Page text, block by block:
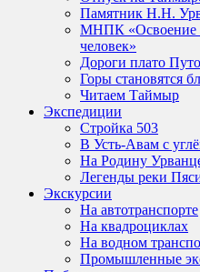
Памятник Н.Н.
МНПК «Освоение
человек»
Дороги плато
Горы становятся
Читаем Таймыр
Экспедиции
Стройка 503
В Усть-Авам с
На Родину
Легенды реки
Экскурсии
На автотранспорте
На квадроциклах
На водном
Промышленные